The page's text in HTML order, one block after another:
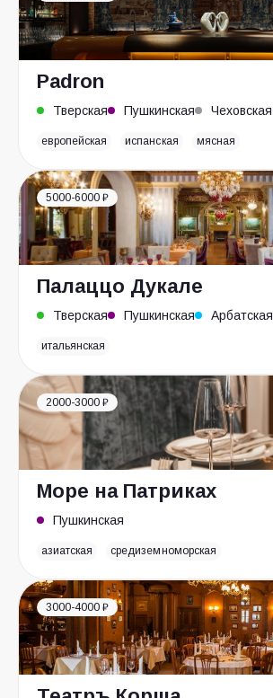
Padron
Тверская Пушкинская Чеховская
европейская испанская мясная
5000-6000 ₽
Палаццо Дукале
Тверская Пушкинская Арбатская
итальянская
2000-3000 ₽
Море на Патриках
Пушкинская
азиатская средиземноморская
3000-4000 ₽